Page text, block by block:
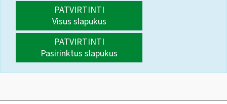
PATVIRTINTI
Visus slapukus
PATVIRTINTI
Pasirinktus slapukus